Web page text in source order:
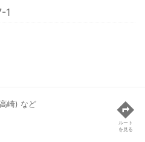
1
崎) など
ルート
を見る